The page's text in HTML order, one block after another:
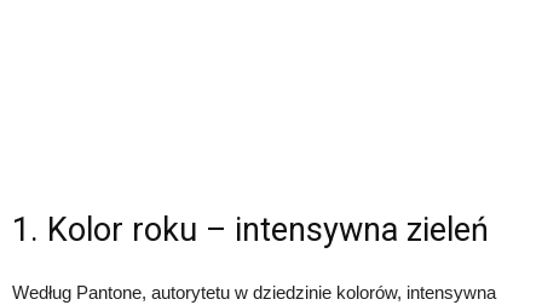
1. Kolor roku – intensywna zieleń
Według Pantone, autorytetu w dziedzinie kolorów, intensywna